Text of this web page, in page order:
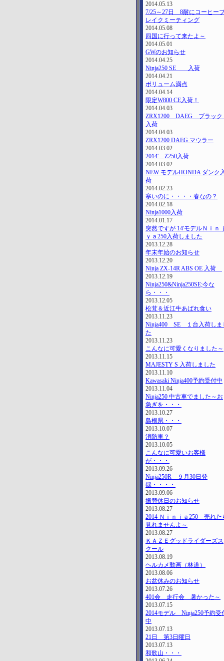
2014.05.13
7/25～27日 8耐にコーヒー
レイクミーティング
2014.05.08
四国に行って来たよ～
2014.05.01
GWのお知らせ
2014.04.25
Ninja250 SE 入荷
2014.04.21
ボリューム満点
2014.04.14
限定W800 CE入荷！
2014.04.03
ZRX1200 DAEG ブラッ
入荷
2014.04.03
ZRX1200 DAEG マウラー
2014.03.02
2014' Z250入荷
2014.03.02
NEW モデルHONDA ダンク
荷
2014.02.23
寒いのに・・・・春なの？
2014.02.18
Ninja1000入荷
2014.01.17
突然ですが 14'モデルＮｉｎ
ｙａ250入荷しました
2013.12.28
年末年始のお知らせ
2013.12.20
Ninja ZX-14R ABS OE 入荷
2013.12.19
Ninja250&Ninja250SE;今な
ら・・・
2013.12.05
松茸＆近江牛あばれ食い
2013.11.23
Ninja400 SE １台入荷しま
た
2013.11.23
こんなに可愛くなりました～
2013.11.15
MAJESTY S 入荷しました
2013.11.10
Kawasaki Ninja400予約受付中
2013.11.04
Ninja250 中古車でました～お
急ぎを・・・
2013.10.27
島根県・・・
2013.10.07
消防車？
2013.10.05
こんなに可愛いお客様
が・・・
2013.09.26
Ninja250R ９月30日登
録・・・・
2013.09.06
振替休日のお知らせ
2013.08.27
2014 Ｎｉｎｊａ250 売れた
見れませんよ～
2013.08.27
ＫＡＺＥグッドライダーズス
クール
2013.08.19
ヘルカメ動画（林道）
2013.08.06
お盆休みのお知らせ
2013.07.26
401会 走行会 暑かった～
2013.07.15
2014モデル Ninja250予約受
中
2013.07.13
21日 第3日曜日
2013.07.13
和歌山・・・